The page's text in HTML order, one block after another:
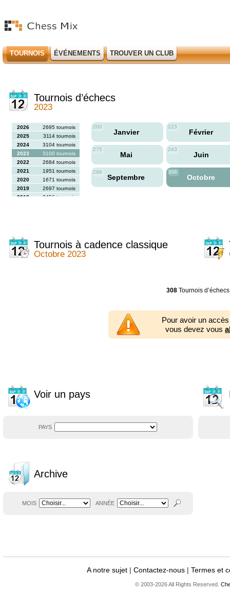
TOURNOIS ÉVÉNEMENTS TROUVER UN CLUB
Tournois d’échecs
2023
2026
2695 tournois
2025
3114 tournois
2024
3104 tournois
2023
3100 tournois
2022
2684 tournois
2021
1951 tournois
2020
1671 tournois
2019
2697 tournois
2018
2456 tournois
2013
2353 tournois
2012
2556 tournois
2011
2671 tournois
200
Janvier
223
Février
275
Mai
243
Juin
296
Septembre
308
Octobre
Tournois à cadence classique
Octobre 2023
308 Tournois d’échecs
Pour avoir un
vous devez vous
Voir un pays
PAYS
Archive
MOIS ANNÉE
A notre sujet |Contactez-nous |Termes et
© 2003-2026 All Rights Reserved.